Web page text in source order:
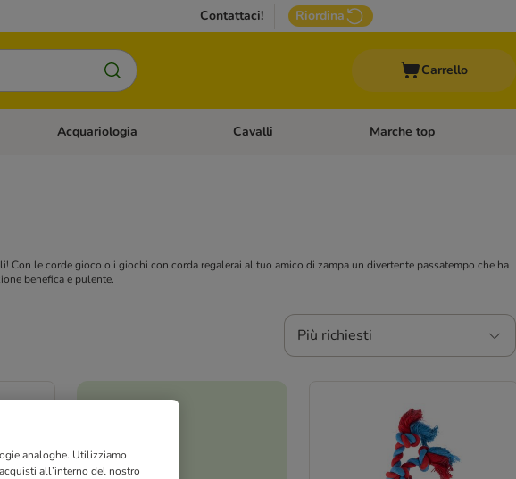
Contattaci! Riordina
Carrello
Apri Menù Categoria: Roditori & Uccelli
Acquariologia Apri Menù Categoria: Acquariologia
Cavalli Apri Menù Categoria: Cavalli
Marche top
Con le corde gioco o i giochi con corda regalerai al tuo amico di zampa un divertente passatempo che ha
benefica e pulente.
Più richiesti
analoghe. Utilizziamo
all’interno del nostro